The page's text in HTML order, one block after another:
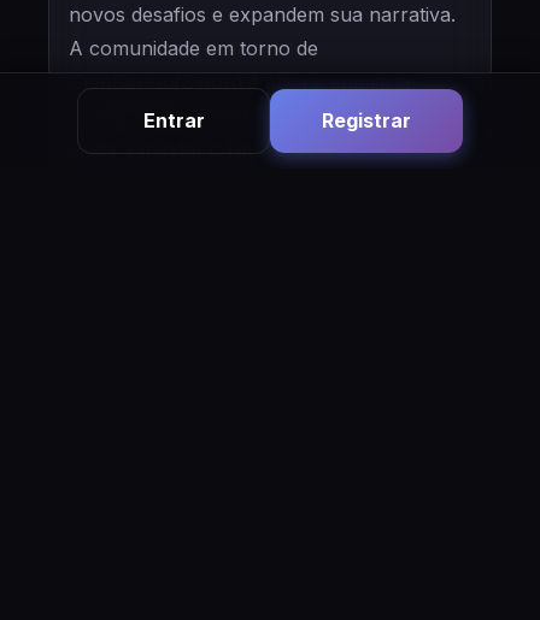
novos desafios e expandem sua narrativa.
A comunidade em torno de
GemSaviourSword é ativa e engajada,
muitas vezes oferecendo feedback que
ajuda a moldar o futuro do jogo.
Entrar Registrar